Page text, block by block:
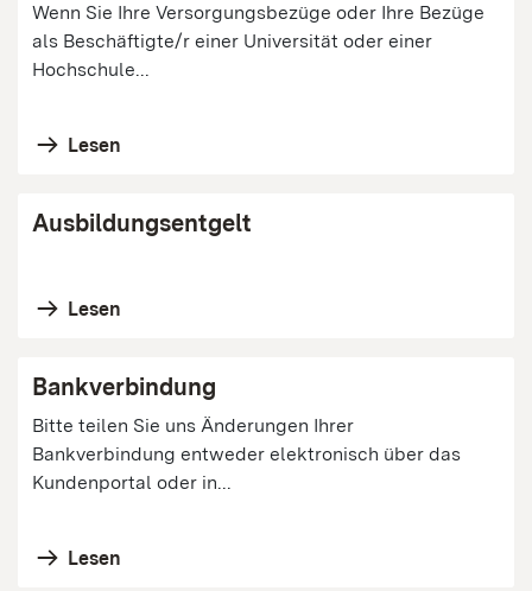
Wenn Sie Ihre Versorgungsbezüge oder Ihre Bezüge
als Beschäftigte/r einer Universität oder einer
Hochschule...
Lesen
Ausbildungsentgelt
Lesen
Bankverbindung
Bitte teilen Sie uns Änderungen Ihrer
Bankverbindung entweder elektronisch über das
Kundenportal oder in...
Lesen